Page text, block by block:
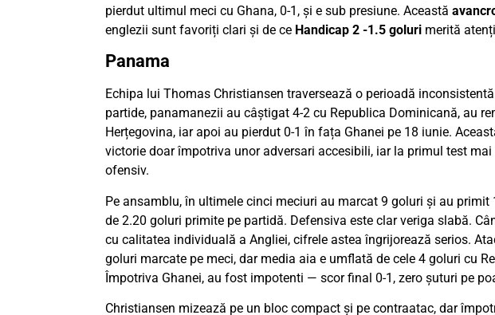
pierdut ultimul meci cu Ghana, 0-1, și e sub presiune. Această
englezii sunt favoriți clari și de ce Handicap 2 -1.5 goluri merită
Panama
Echipa lui Thomas Christiansen traversează o perioadă
partide, panamanezii au câștigat 4-2 cu Republica Dominicană, au
Herțegovina, iar apoi au pierdut 0-1 în fața Ghanei pe 18 iunie.
victorie doar împotriva unor adversari accesibili, iar la primul test
ofensiv.
Pe ansamblu, în ultimele cinci meciuri au marcat 9 goluri și au
de 2.20 goluri primite pe partidă. Defensiva este clar veriga slabă.
cu calitatea individuală a Angliei, cifrele astea îngrijorează serios.
goluri marcate pe meci, dar media aia e umflată de cele 4 goluri cu
Împotriva Ghanei, au fost impotenti — scor final 0-1, zero șuturi pe
Christiansen mizează pe un bloc compact și pe contraatac, dar